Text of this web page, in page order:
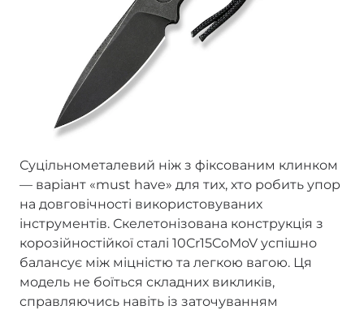
Суцільнометалевий ніж з фіксованим клинком
— варіант «must have» для тих, хто робить упор
на довговічності використовуваних
інструментів. Скелетонізована конструкція з
корозійностійкої сталі 10Cr15CoMoV успішно
балансує між міцністю та легкою вагою. Ця
модель не боїться складних викликів,
справляючись навіть із заточуванням